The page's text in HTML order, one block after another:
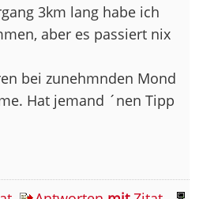
3km lang habe ich
aber es passiert nix
bei zunehmnden Mond
Hat jemand ´nen Tipp